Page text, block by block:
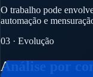
O trabalho pode
automação e
03 · Evolução
Análise por